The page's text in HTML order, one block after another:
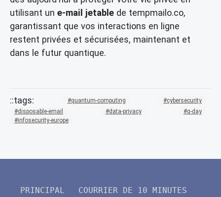
utilisant un e-mail jetable de tempmailo.co,
garantissant que vos interactions en ligne
restent privées et sécurisées, maintenant et
dans le futur quantique.
quantum-computing
cybersecurity
disposable-email
data-privacy
q-day
infosecurity-europe
PRINCIPAL COURRIER DE 10 MINUTES